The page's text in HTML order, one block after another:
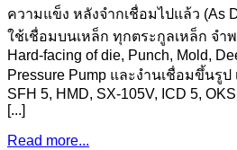
ความแข็ง หลังจำกเชื่อมไปแล้ว (As
ใช้เชื่อมบนเหล็ก ทุกตระกูลเหล็ก จำ
Hard-facing of die, Punch, Mold,
Pressure Pump และงำนเชื่อมขึ้นรูป
SFH 5, HMD, SX-105V, ICD 5,
[...]
Read more...